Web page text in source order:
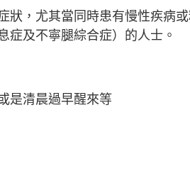
狀，尤其當同時患有慢性疾病
症及不寧腿綜合症）的人士。
是清晨過早醒來等